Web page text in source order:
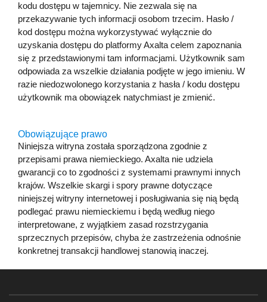
kodu dostępu w tajemnicy. Nie zezwala się na
przekazywanie tych informacji osobom trzecim. Hasło /
kod dostępu można wykorzystywać wyłącznie do
uzyskania dostępu do platformy Axalta celem zapoznania
się z przedstawionymi tam informacjami. Użytkownik sam
odpowiada za wszelkie działania podjęte w jego imieniu. W
razie niedozwolonego korzystania z hasła / kodu dostępu
użytkownik ma obowiązek natychmiast je zmienić.
Obowiązujące prawo
Niniejsza witryna została sporządzona zgodnie z
przepisami prawa niemieckiego. Axalta nie udziela
gwarancji co to zgodności z systemami prawnymi innych
krajów. Wszelkie skargi i spory prawne dotyczące
niniejszej witryny internetowej i posługiwania się nią będą
podlegać prawu niemieckiemu i będą według niego
interpretowane, z wyjątkiem zasad rozstrzygania
sprzecznych przepisów, chyba że zastrzeżenia odnośnie
konkretnej transakcji handlowej stanowią inaczej.